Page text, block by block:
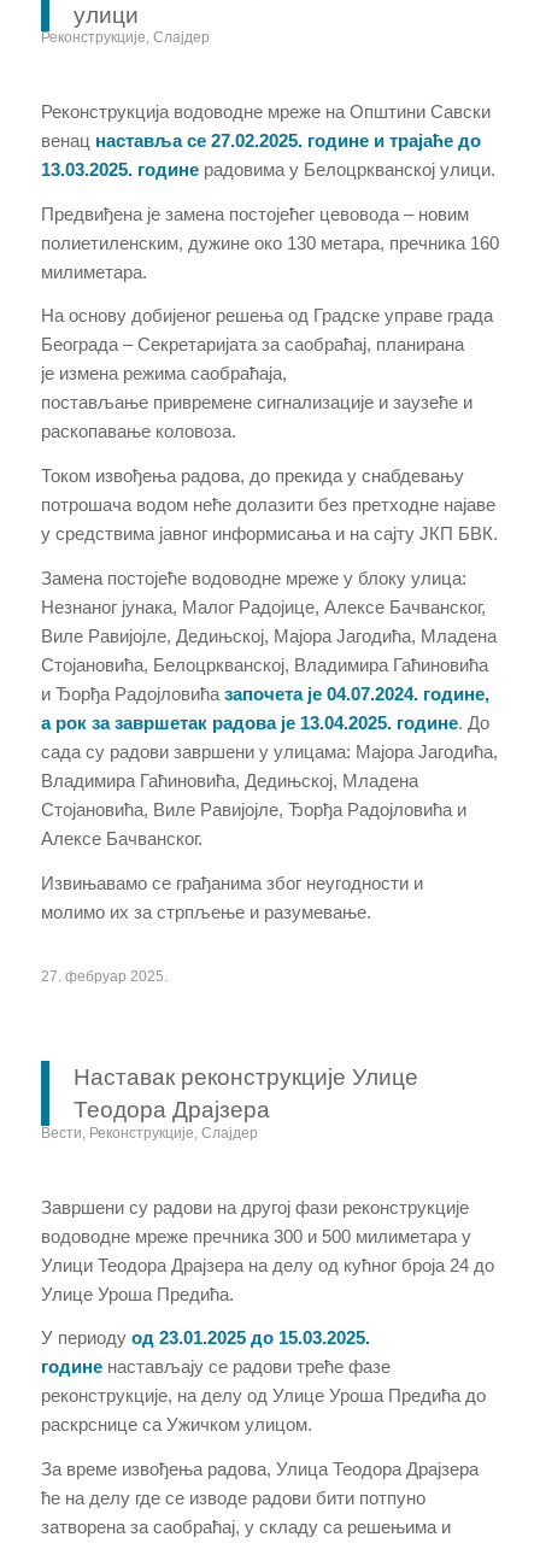
улици
Реконструкције, Слајдер
Реконструкција водоводне мреже на Општини Савски
венац наставља се 27.02.2025. године и трајаће до
13.03.2025. годинерадовима у Белоцркванској улици.
Предвиђена је замена постојећег цевовода – новим
полиетиленским, дужине око 130 метара, пречника 160
милиметара.
На основу добијеног решења од Градске управе града
Београда – Секретаријата за саобраћај, планирана
је измена режима саобраћаја,
постављање привремене сигнализације и заузеће и
раскопавање коловоза.
Током извођења радова, до прекида у снабдевању
потрошача водом неће долазити без претходне најаве
у средствима јавног информисања и на сајту ЈКП БВК.
Замена постојеће водоводне мреже у блоку улица:
Незнаног јунака, Малог Радојице, Алексe Бачванског,
Виле Равијојле, Дедињској, Мајора Јагодића, Младена
Стојановића, Белоцркванској, Владимира Гаћиновића
и Ђорђа Радојловића започета је 04.07.2024. године,
а рок за завршетак радова је 13.04.2025. године. До
сада су радови завршени у улицама: Мајора Јагодића,
Владимира Гаћиновића, Дедињској, Младена
Стојановића, Виле Равијојле, Ђорђа Радојловића и
Алексе Бачванског.
Извињавамо се грађанима због неугодности и
молимо их за стрпљење и разумевање.
27. фебруар 2025.
Наставак реконструкције Улице
Теодора Драјзера
Вести, Реконструкције, Слајдер
Завршени су радови на другој фази реконструкције
водоводне мреже пречника 300 и 500 милиметара у
Улици Теодора Драјзера на делу од кућног броја 24 до
Улице Уроша Предића.
У периоду од 23.01.2025 до 15.03.2025.
годиненастављају се радови треће фазе
реконструкције, на делу од Улице Уроша Предића до
раскрснице са Ужичком улицом.
За време извођења радова, Улица Теодора Драјзера
ће на делу где се изводе радови бити потпуно
затворена за саобраћај, у складу са решењима и